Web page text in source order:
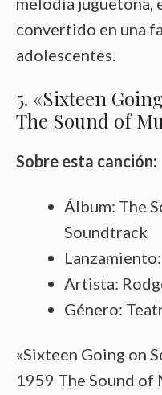
convertido en una
adolescentes.
5. «Sixteen
The Sound of
Sobre esta canción:
Álbum: The
Soundtrack
Artista:
Género:
«Sixteen Going on
1959 The Sound of